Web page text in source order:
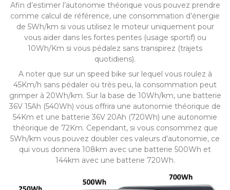
Afin d’estimer l’autonomie théorique vous pouvez prendre
comme calcul de référence, une consommation d’énergie
de 5Wh/km si vous utilisez le moteur uniquement pour
vous aider dans les fortes pentes (usage sportif) ou
10Wh/Km si vous pédalez sans transpirez (trajets
quotidiens).
A noter que sur un speed bike sur lequel vous roulez à
45Km/h sans pédaler ou très peu, la consommation peut
grimper à 20Wh/km. Sur la base de 10Wh/km, une batterie
36V 15Ah (540Wh) vous offrira une autonomie théorique de
54Km et une batterie 36V 20Ah (720Wh) une autonomie
théorique de 72Km. Cependant, si vous consommez que
5Wh/km vous pouvez doubler ces valeurs d'autonomie, ce
qui vous donnera 108km avec une batterie 500Wh et
144km avec une batterie 720Wh.